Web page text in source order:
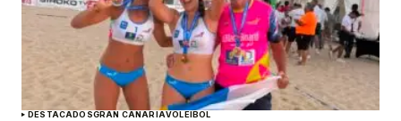
DESTACADOSGRAN CANARIAVOLEIBOL